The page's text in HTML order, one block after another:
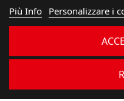
Più Info Personalizzare i